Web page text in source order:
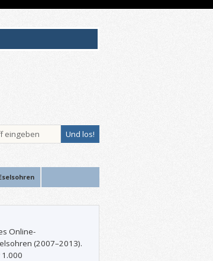
Online-
(2007–2013).